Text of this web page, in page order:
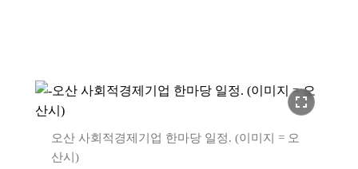
fullscreen
오산 사회적경제기업 한마당 일정. (이미지 = 오
산시)